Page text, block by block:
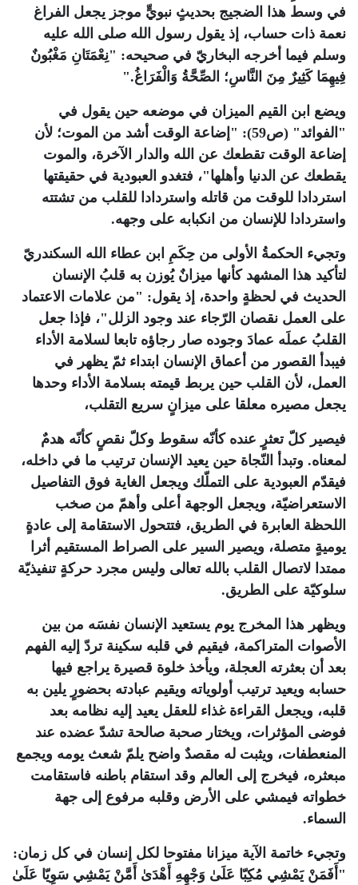
في وسط هذا الضجيج بحديثٍ نبويٍّ موجز يجعل الفراغ
نعمة ذات حساب، إذ يقول رسول الله صلى الله عليه
وسلم فيما أخرجه البخاريّ في صحيحه: "نِعْمَتَانِ مَغْبُونٌ
فِيهِمَا كَثِيرٌ مِنَ النَّاسِ؛ الصِّحَّةُ وَالْفَرَاغُ".
ويضع ابن القيم الميزان في موضعه حين يقول في
"الفوائد" (ص59): "إضاعة الوقت أشد من الموت؛ لأن
إضاعة الوقت تقطعك عن الله والدار الآخرة، والموت
يقطعك عن الدنيا وأهلها"، فتغدو العبودية في حقيقتها
استردادا للوقت من قاتله واستردادا للقلب من تشتته
واستردادا للإنسان من انكبابه على وجهه.
وتجيء الحكمةُ الأولى من حِكَمِ ابن عطاء الله السكندريّ
لتأكيد هذا المشهد كأنها ميزانٌ يُوزن به قلبُ الإنسان
الحديث في لحظةٍ واحدة، إذ يقول: "من علامات الاعتماد
على العمل نقصان الرّجاء عند وجود الزلل"، فإذا جعل
القلبُ عملَه عمادَ وجوده صار رجاؤه تابعا لسلامة الأداء
فيبدأ القصور من أعماق الإنسان ابتداء ثمّ يظهر في
العمل، لأن القلب حين يربط قيمته بسلامة الأداء وحدها
يجعل مصيره معلقا على ميزانٍ سريع التقلب،
فيصير كلّ تعثرٍ عنده كأنّه سقوط وكلّ نقصٍ كأنّه هدمٌ
لمعناه. وتبدأ النّجاة حين يعيد الإنسان ترتيب ما في داخله،
فيقدّم العبودية على التملّك ويجعل الغاية فوق التفاصيل
الاستعراضيّة، ويجعل الوجهة أعلى وأهمّ من صخب
اللحظة العابرة في الطريق، فتتحول الاستقامة إلى عادةٍ
يوميةٍ متصلة، ويصير السير على الصراط المستقيم أثرا
ممتدا لاتصال القلب بالله تعالى وليس مجرد حركةٍ تنفيذيّة
سلوكيّة على الطريق.
ويظهر هذا المخرج يوم يستعيد الإنسان نفسَه من بين
الأصوات المتراكمة، فيقيم في قلبه سكينة تردّ إليه الفهم
بعد أن بعثرته العجلة، ويأخذ خلوة قصيرة يراجع فيها
حسابه ويعيد ترتيب أولوياته ويقيم عبادته بحضورٍ يلين به
قلبه، ويجعل القراءة غذاء للعقل يعيد إليه نظامه بعد
فوضى المؤثرات، ويختار صحبة صالحة تشدّ عضده عند
المنعطفات، ويثبت له مقصدٌ واضح يلمّ شعث يومه ويجمع
مبعثره، فيخرج إلى العالم وقد استقام باطنه فاستقامت
خطواته فيمشي على الأرض وقلبه مرفوع إلى جهة
السماء.
وتجيء خاتمة الآية ميزانا مفتوحا لكل إنسان في كل زمان:
"أَفَمَنْ يَمْشِي مُكِبّا عَلَىٰ وَجْهِهِ أَهْدَىٰ أَمَّنْ يَمْشِي سَوِيّا عَلَىٰ